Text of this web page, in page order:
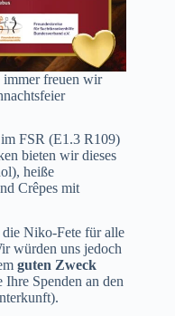
immer freuen wir
im FSR (E1.3 R109)
bieten wir dieses
heiße
Crêpes mit
die Niko-Fete für alle
würden uns jedoch
guten Zweck
Spenden an den